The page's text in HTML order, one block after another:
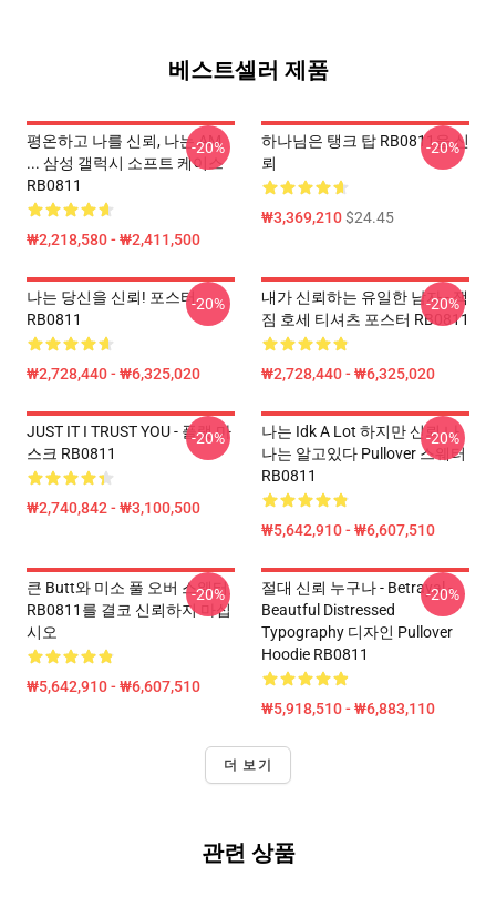
베스트셀러 제품
평온하고 나를 신뢰, 나는 AM
... 삼성 갤럭시 소프트 케이스
RB0811
₩2,218,580 - ₩2,411,500
-20%
하나님은 탱크 탑 RB0811을 신
뢰
₩3,369,210$24.45
-20%
나는 당신을 신뢰! 포스터
RB0811
₩2,728,440 - ₩6,325,020
-20%
내가 신뢰하는 유일한 남자 - 잭
짐 호세 티셔츠 포스터 RB0811
₩2,728,440 - ₩6,325,020
-20%
JUST IT I TRUST YOU - 플랫 마
스크 RB0811
₩2,740,842 - ₩3,100,500
-20%
나는 Idk A Lot 하지만 신뢰 나
나는 알고있다 Pullover 스웨터
RB0811
₩5,642,910 - ₩6,607,510
-20%
큰 Butt와 미소 풀 오버 스웨터
RB0811를 결코 신뢰하지 마십
시오
₩5,642,910 - ₩6,607,510
-20%
절대 신뢰 누구나 - Betrayal -
Beautful Distressed
Typography 디자인 Pullover
Hoodie RB0811
₩5,918,510 - ₩6,883,110
-20%
더 보기
관련 상품